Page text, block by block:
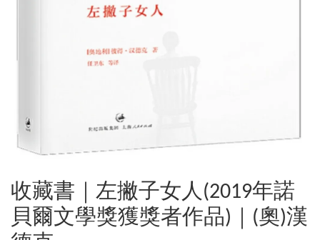
收藏書｜左撇子女人(2019年諾
貝爾文學獎獲獎者作品)｜(奧)漢